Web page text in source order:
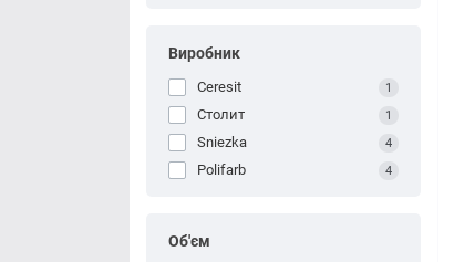
Виробник
Ceresit 1
Столит 1
Sniezka 4
Polifarb 4
Об'єм